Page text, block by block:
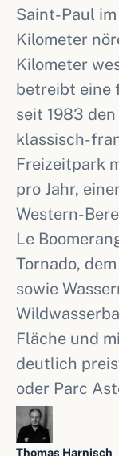
Saint-Paul
Kilometer
Kilometer
betreibt eine
seit 1983
klassisch-
Freizeitpark
pro Jahr,
Western-
Le
Tornado,
sowie
Fläche und
deutlich
oder Parc
Thomas Harnisch